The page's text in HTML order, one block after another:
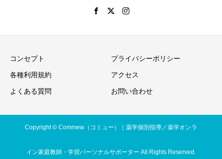
コンセプト プライバシーポリシー
各種利用規約 アクセス
よくある質問 お問い合わせ
Copyright © Commew（コミュー）｜薬学個別指導／薬学オンラ
イン家庭教師・学習パーソナルサポーター All Rights Reserved.